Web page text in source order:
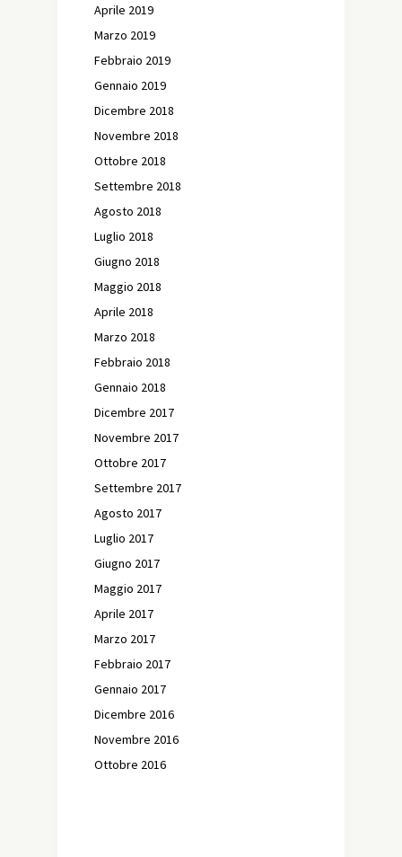
Aprile 2019
Marzo 2019
Febbraio 2019
Gennaio 2019
Dicembre 2018
Novembre 2018
Ottobre 2018
Settembre 2018
Agosto 2018
Luglio 2018
Giugno 2018
Maggio 2018
Aprile 2018
Marzo 2018
Febbraio 2018
Gennaio 2018
Dicembre 2017
Novembre 2017
Ottobre 2017
Settembre 2017
Agosto 2017
Luglio 2017
Giugno 2017
Maggio 2017
Aprile 2017
Marzo 2017
Febbraio 2017
Gennaio 2017
Dicembre 2016
Novembre 2016
Ottobre 2016